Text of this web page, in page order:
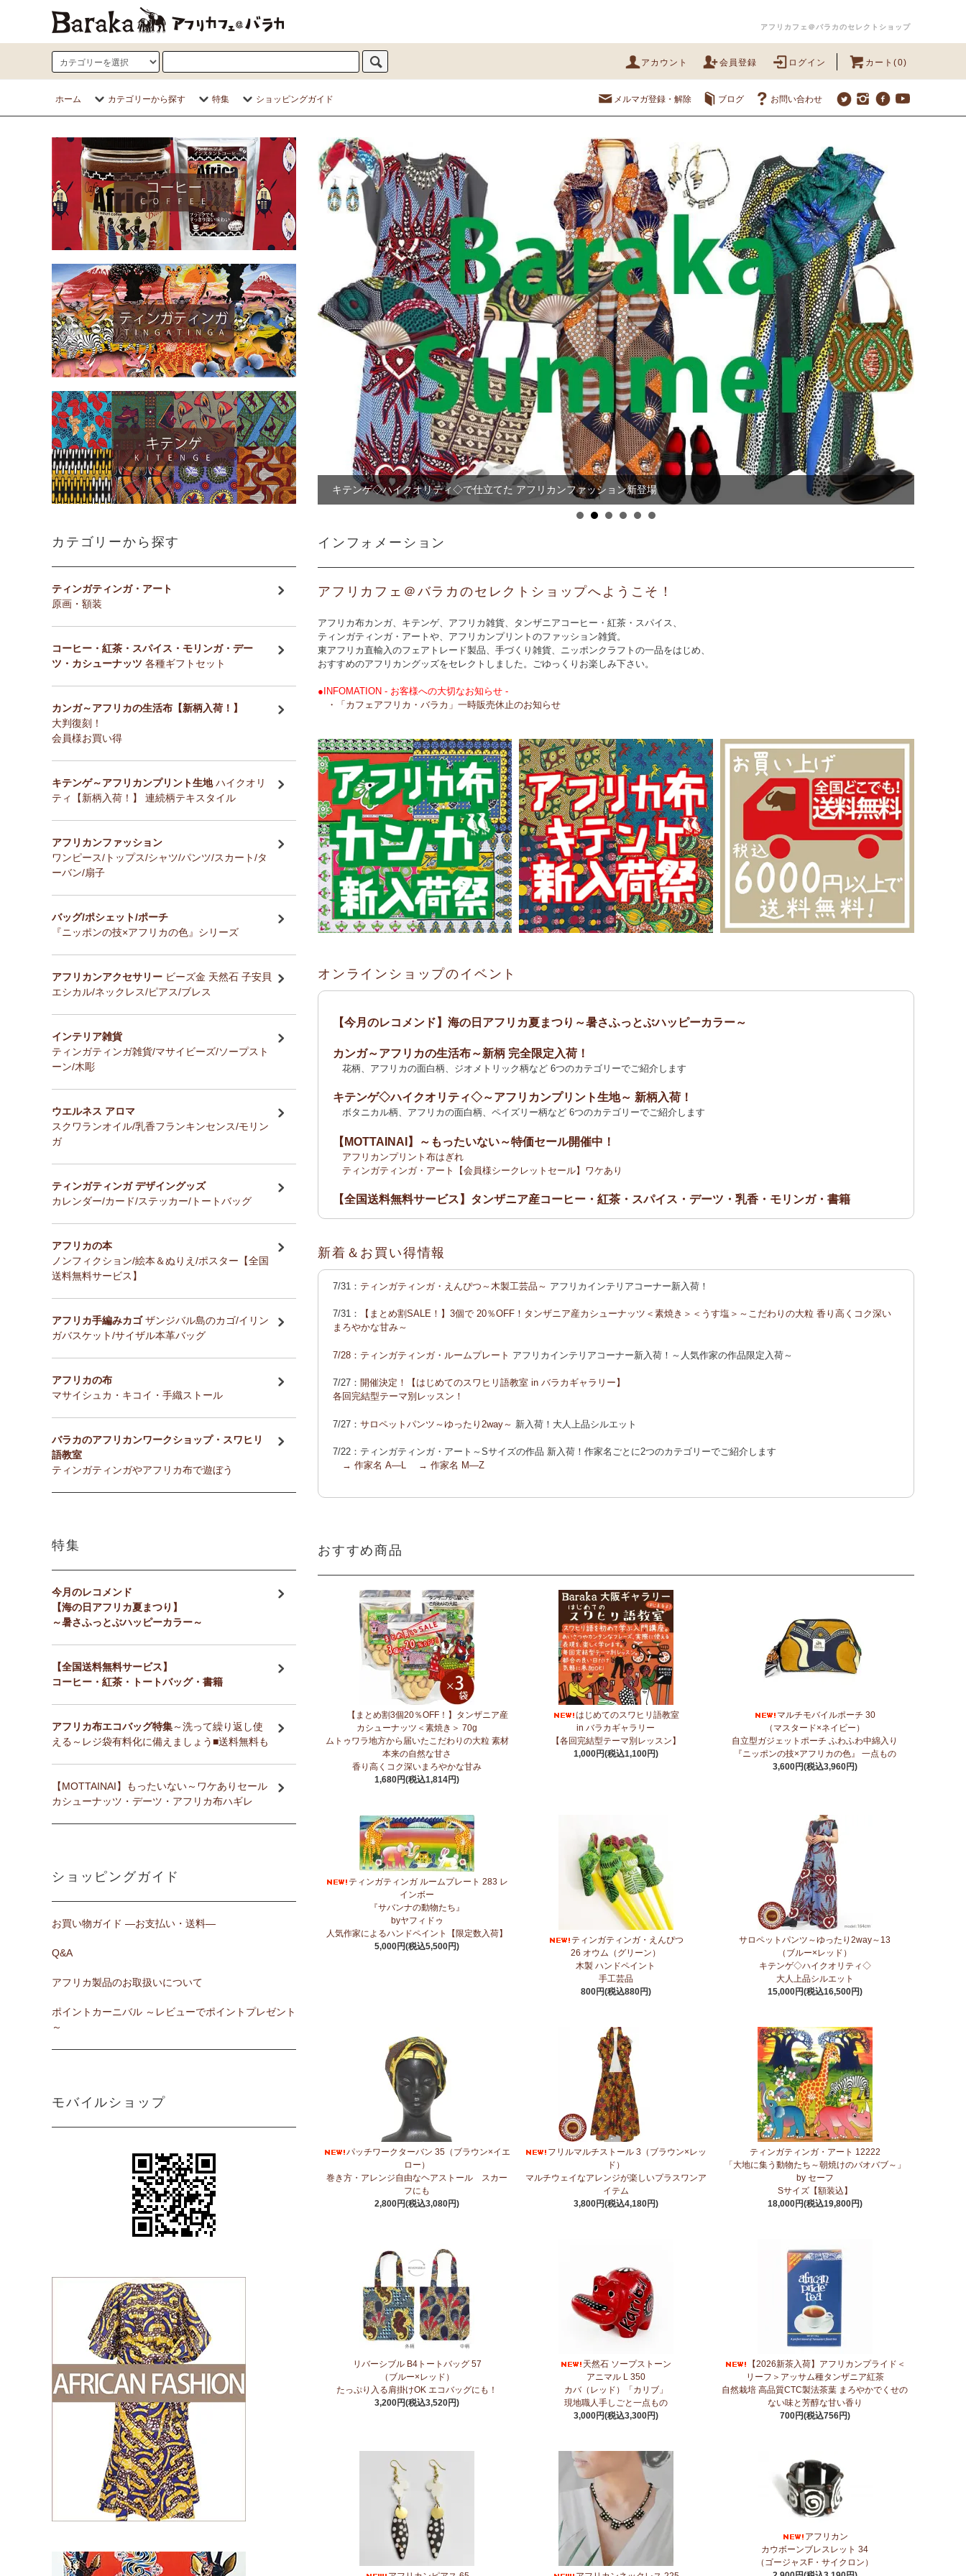
アフリカフェ＠バラカのセレクトショップ
アカウント 会員登録 ログイン カート(0)
ホーム カテゴリーから探す 特集 ショッピングガイド メルマガ登録・解除 ブログ お問い合わせ
キテンゲ◇ハイクオリティ◇で仕立てた アフリカンファッション新登場
【まとめ割SALE！】【3個で20％OFF！】タンザニア産 カシューナッツ～大粒 コク深い まろやかな甘み～
インフォメーション
アフリカフェ＠バラカのセレクトショップへようこそ！
アフリカ布カンガ、キテンゲ、アフリカ雑貨、タンザニアコーヒー・紅茶・スパイス、
ティンガティンガ・アートや、アフリカンプリントのファッション雑貨。
東アフリカ直輸入のフェアトレード製品、手づくり雑貨、ニッポンクラフトの一品をはじめ、
おすすめのアフリカングッズをセレクトしました。ごゆっくりお楽しみ下さい。
●INFOMATION - お客様への大切なお知らせ -
・「カフェアフリカ・バラカ」一時販売休止のお知らせ
オンラインショップのイベント
【今月のレコメンド】海の日アフリカ夏まつり～暑さふっとぶハッピーカラー～
カンガ～アフリカの生活布～新柄 完全限定入荷！
花柄、アフリカの面白柄、ジオメトリック柄など 6つのカテゴリーでご紹介します
キテンゲ◇ハイクオリティ◇～アフリカンプリント生地～ 新柄入荷！
ボタニカル柄、アフリカの面白柄、ペイズリー柄など 6つのカテゴリーでご紹介します
【MOTTAINAI】～もったいない～特価セール開催中！
アフリカンプリント布はぎれ
ティンガティンガ・アート【会員様シークレットセール】ワケあり
【全国送料無料サービス】タンザニア産コーヒー・紅茶・スパイス・デーツ・乳香・モリンガ・書籍
カンガ～アフリカの生活布～ 新柄入荷！〈大判復刻版〉入荷！
花柄、アフリカの面白柄、ジオメトリック柄など5つのカテゴリーでご紹介します
カンガ 会員様お買い得！
カンガ 人気柄が限定数再入荷！ 限定生産記念カンガ 会員セール中！
◆お買い上げ商品へのご感想をお送り下さると、お買い物に使えるポイントプレゼント！詳しくは、こちら！
新着＆お買い得情報
7/31： ティンガティンガ・えんぴつ～木製工芸品～ アフリカインテリアコーナー新入荷！
7/31：
【まとめ割SALE！】3個で 20％OFF！タンザニア産カシューナッツ＜素焼き＞＜うす塩＞～こだわりの大粒 香り高くコク深い
まろやかな甘み～
7/28： ティンガティンガ・ルームプレート アフリカインテリアコーナー新入荷！～人気作家の作品限定入荷～
7/27： 開催決定！【はじめてのスワヒリ語教室 in バラカギャラリー】
各回完結型テーマ別レッスン！
7/27： サロペットパンツ～ゆったり2way～ 新入荷！大人上品シルエット
7/22：ティンガティンガ・アート～Sサイズの作品 新入荷！作家名ごとに2つのカテゴリーでご紹介します
→ 作家名 A―L
→ 作家名 M―Z
7/17：フリルマルチストール新入荷！ ～腰や首に巻いてアレンジ無限大！
7/10：ティンガティンガ・アート～マサイの作品 新入荷！
7/10：ティンガティンガ・アート～Sサイズの作品 新入荷！作家名ごとに2つのカテゴリーでご紹介します
→ 作家名 A―L
→ 作家名 M―Z
カンガ2026新柄 タンザニアより完全限定入荷！ ～アフリカの生活布～
7/3： 【まとめ割SALE！】3個で10％OFF！タンザニア産カシューナッツ＜素焼き＞＜うす塩＞～こだわりの大粒 香り高くコク深いま
ろやかな甘み～
マルチモバイルポーチ 新入荷！『ニッポンの技×アフリカの色』
6/30：ティンガティンガ・アート～Sサイズの作品 新入荷！作家名ごとに2つのカテゴリーでご紹介します
6/24：アフリカスクワランオイル～100％天然由来成分、無添加～
ティンガティンガ ステッカー 新入荷！ダイカットシール ミニデコステッカー
6/11：スクエアトートバッグ～キテンゲ本革仕立て
～キテンゲ◇ハイクオリティ◇で仕立てた新作登場！『ニッポンの技×アフリカの
大人気！フレアスリーブ ロングワンピース
アフリカンピアスアフリカンアクセサリーコーナー新入荷！～天然素材 環境配慮したエシカル製品～
アフリカンアクセサリーコーナー新入荷！～天然素材 環境配慮したエシカル製品～
～東アフリカ港町の綿織布
ティンガティンガ・アート～ズベリの作品コーナー
新入荷！
私たちバラカは、ズベリが遺してくださった作品を、これからも大切に紹介してまいります。
【2026新茶入荷】アフリカンプライド～アッサム種タンザニア紅茶～無農薬手摘み茶葉～
大人気！パッチワークターバン～巻き方・アレンジ自由～新入荷！
4/15：ノースリーブワンピース～前後2way仕様～新入荷！ゆったりシルエット
4/15： 【新登場】ティアードフレアパンツ 新入荷！大人気のティアードパンツが、さらに進化してバージョンアップ！
【2026新茶 予約開始】アフリカンプライド～アッサム種タンザニア紅茶～無農薬手摘み茶葉～
キテンゲ◇ハイクオリティ◇2026新柄 タンザニアより新入荷！～アフリカンプリント生地～
サーカスパンツ新入荷！～キテンゲ◇ハイクオリティ◇で仕立てた新作登場！『ニッポンの技×アフリカの色』
新作！ローブカーディガン～長袖ロング丈の羽織りもの～新入荷！～キテンゲ◇ハイクオリティ◇で仕立てた新作登場！『ニッ
ポンの技×アフリカの色』
3/11： リボン付きブラウス アレンジいろいろ9way仕様！新入荷！～キテンゲ◇ハイクオリティ◇で仕立てた新作登場！『ニッポンの
技×アフリカの色』
イレギュラーヘム タックスカート
新入荷！～キテンゲ◇ハイクオリティ◇で仕立てた新作登場！『ニッポンの技×アフリカの
キテンゲ本革 名刺ケース ～キテンゲ◇ハイクオリティ◇で仕立てた新作登場！『ニッポンの技×アフリカの色』
オトナの多機能リュック～キテンゲ本革仕立て
～キテンゲ◇ハイクオリティ◇で仕立てた新作登場！『ニッポンの技×アフリカの
1/23：ティンガティンガ・アート～Sサイズの作品 新入荷！作家名ごとに2つのカテゴリーでご紹介します
→ 作家名 A―L
→ 作家名 M―Z
おすすめ商品
【まとめ割3個20％OFF！】タンザニア産
カシューナッツ＜素焼き＞ 70g
ムトゥワラ地方から届いたこだわりの大粒 素材
本来の自然な甘さ
香り高くコク深いまろやかな甘み
1,680円(税込1,814円)
はじめてのスワヒリ語教室
in バラカギャラリー
【各回完結型テーマ別レッスン】
1,000円(税込1,100円)
マルチモバイルポーチ 30
（マスタード×ネイビー）
自立型ガジェットポーチ ふわふわ中綿入り
『ニッポンの技×アフリカの色』 一点もの
3,600円(税込3,960円)
ティンガティンガ ルームプレート 283 レ
インボー
『サバンナの動物たち』
byヤフィドゥ
人気作家によるハンドペイント【限定数入荷】
5,000円(税込5,500円)
ティンガティンガ・えんぴつ
26 オウム（グリーン）
木製 ハンドペイント
手工芸品
800円(税込880円)
サロペットパンツ～ゆったり2way～13
（ブルー×レッド）
キテンゲ◇ハイクオリティ◇
大人上品シルエット
15,000円(税込16,500円)
パッチワークターバン 35（ブラウン×イエ
ロー）
巻き方・アレンジ自由なヘアストール スカー
フにも
2,800円(税込3,080円)
フリルマルチストール 3（ブラウン×レッ
ド）
マルチウェイなアレンジが楽しいプラスワンア
イテム
3,800円(税込4,180円)
ティンガティンガ・アート 12222
「大地に集う動物たち～朝焼けのバオバブ～」
by セーフ
Sサイズ【額装込】
18,000円(税込19,800円)
リバーシブル B4トートバッグ 57
（ブルー×レッド）
たっぷり入る肩掛けOK エコバッグにも！
3,200円(税込3,520円)
天然石 ソープストーン
アニマル L 350
カバ（レッド）「カリブ」
現地職人手しごと一点もの
3,000円(税込3,300円)
【2026新茶入荷】アフリカンプライド＜
リーフ＞アッサム種タンザニア紅茶
自然栽培 高品質CTC製法茶葉 まろやかでくせの
ない味と芳醇な甘い香り
700円(税込756円)
アフリカン
カウボーンブレスレット 34
（ゴージャスF・サイクロン）
カテゴリーから探す
ティンガティンガ・アート
原画・額装
コーヒー・紅茶・スパイス・モリンガ・デー
ツ・カシューナッツ 各種ギフトセット
カンガ～アフリカの生活布【新柄入荷！】
大判復刻！
会員様お買い得
キテンゲ～アフリカンプリント生地ハイクオリ
ティ【新柄入荷！】 連続柄テキスタイル
アフリカンファッション
ワンピース/トップス/シャツ/パンツ/スカート/タ
ーバン/扇子
バッグ/ポシェット/ポーチ
『ニッポンの技×アフリカの色』シリーズ
アフリカンアクセサリー ビーズ金 天然石 子安貝
エシカル/ネックレス/ピアス/ブレス
インテリア雑貨
ティンガティンガ雑貨/マサイビーズ/ソープスト
ーン/木彫
ウエルネス アロマ
スクワランオイル/乳香フランキンセンス/モリン
ガ
ティンガティンガ デザイングッズ
カレンダー/カード/ステッカー/トートバッグ
アフリカの本
ノンフィクション/絵本＆ぬりえ/ポスター【全国
送料無料サービス】
アフリカ手編みカゴザンジバル島のカゴ/イリン
ガバスケット/サイザル本革バッグ
アフリカの布
マサイシュカ・キコイ・手織ストール
バラカのアフリカンワークショップ・スワヒリ
語教室
ティンガティンガやアフリカ布で遊ぼう
特集
今月のレコメンド
【海の日アフリカ夏まつり】
～暑さふっとぶハッピーカラー～
【全国送料無料サービス】
コーヒー・紅茶・トートバッグ・書籍
アフリカ布エコバッグ特集～洗って繰り返し使
える～レジ袋有料化に備えましょう■送料無料も
【MOTTAINAI】もったいない～ワケありセール
カシューナッツ・デーツ・アフリカ布ハギレ
ショッピングガイド
お買い物ガイド ―お支払い・送料―
Q&A
アフリカ製品のお取扱いについて
ポイントカーニバル ～レビューでポイントプレゼント
～
モバイルショップ